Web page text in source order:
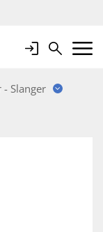
LoginSearchMobile
- Slanger